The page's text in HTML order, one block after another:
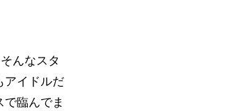
んなスタ
アイドルだ
臨んでま